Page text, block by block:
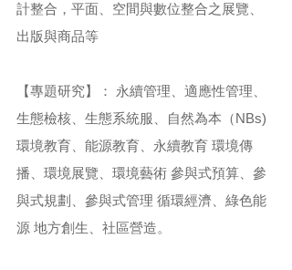
計整合，平面、空間與數位整合之展覽、
出版與商品等
【專題研究】： 永續管理、適應性管理、
生態檢核、生態系統服、自然為本（NBs)
環境教育、能源教育、永續教育 環境傳
播、環境展覽、環境藝術 參與式預算、參
與式規劃、參與式管理 循環經濟、綠色能
源 地方創生、社區營造​。